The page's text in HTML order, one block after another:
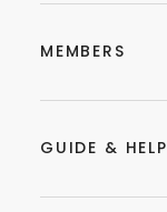
MEMBERS
GUIDE & HELP